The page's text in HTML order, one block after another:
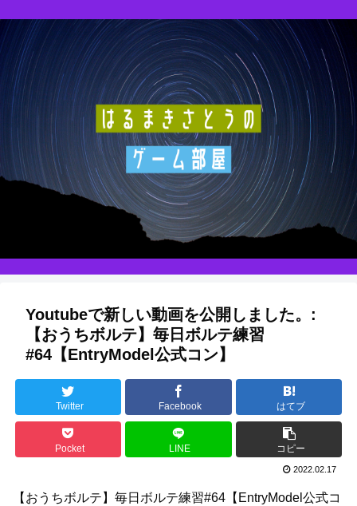
Youtubeで新しい動画を公開しました。:
【おうちボルテ】毎日ボルテ練習
#64【EntryModel公式コン】
Twitter Facebook はてブ
Pocket LINE コピー
2022.02.17
【おうちボルテ】毎日ボルテ練習#64【EntryModel公式コ